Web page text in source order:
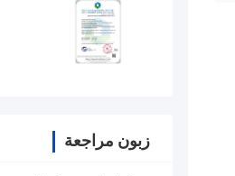
زبون مراجعة